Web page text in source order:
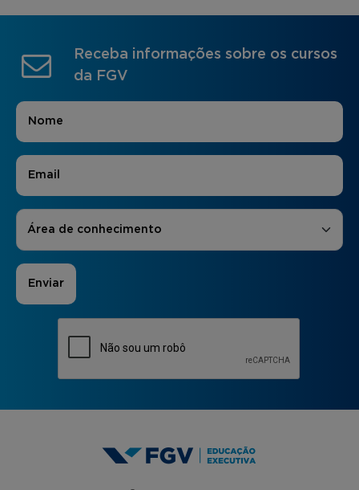
Receba informações sobre os cursos
da FGV
Nome
E-mail
Áreas de Interesse
Área de conhecimento